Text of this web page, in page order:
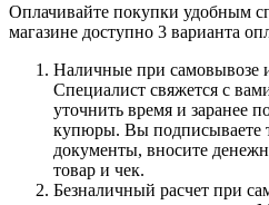
Оплачивайте покупки удобным
магазине доступно 3 варианта
Наличные при самовывозе
Специалист свяжется с
уточнить время и заранее
купюры. Вы подписываете
документы, вносите
товар и чек.
Безналичный расчет при